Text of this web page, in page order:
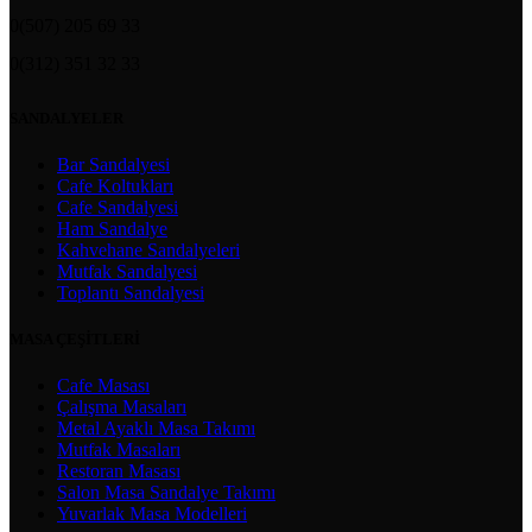
Bar Sandalyesi
Cafe Koltukları
Cafe Sandalyesi
Ham Sandalye
Kahvehane Sandalyeleri
Mutfak Sandalyesi
Toplantı Sandalyesi
Cafe Masası
Çalışma Masaları
Metal Ayaklı Masa Takımı
Mutfak Masaları
Restoran Masası
Salon Masa Sandalye Takımı
Yuvarlak Masa Modelleri